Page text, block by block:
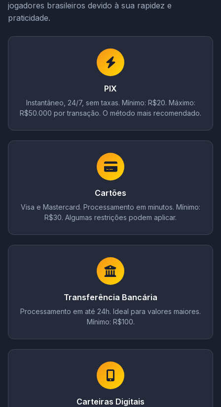
jogadores brasileiros devido à sua rapidez e
praticidade.
PIX
Instantâneo, 24/7, sem taxas. Mínimo: R$20. Máximo:
R$50.000 por transação. O método mais recomendado.
Cartões
Visa e Mastercard. Processamento em minutos. Mínimo:
R$30. Algumas restrições podem aplicar.
Transferência Bancária
Processamento em até 24h. Ideal para valores maiores.
Mínimo: R$100.
Carteiras Digitais